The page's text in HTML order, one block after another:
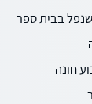
חונה